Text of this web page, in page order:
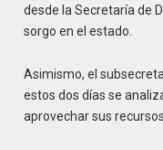
desde la Secretaría de
sorgo en el estado.
Asimismo, el
estos dos días se
aprovechar sus